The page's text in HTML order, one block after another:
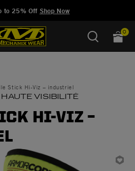
to 25% Off Shop Now
0
Stick Hi-Viz – industriel
VISIBILITÉ
HI-VIZ –